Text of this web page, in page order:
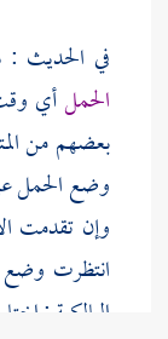
في الحديث :
الحملأي
بعضهم من
وضع الحمل
وإن تقدمت
انتظرت
المالكية :